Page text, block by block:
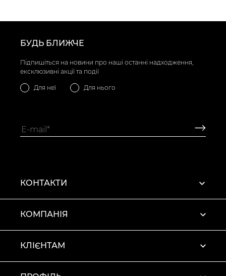
БУДЬ БЛИЖЧЕ
Підпишіться на новини про наші останні надходження,
ексклюзивні акції та події
Для неї Для нього
КОНТАКТИ
КОМПАНІЯ
КЛІЄНТАМ